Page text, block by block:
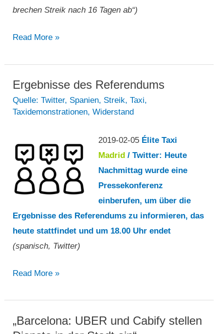
brechen Streik nach 16 Tagen ab“)
„Madrid:
brechen
Streik
nach
16
ab“
Read More »
Ergebnisse des Referendums
Quelle: Twitter, Spanien, Streik,Taxi,
Taxidemonstrationen,Widerstand
2019-02-05 Élite Taxi
Madrid/ Twitter: Heute
Nachmittag wurde eine
Pressekonferenz
einberufen, um über die
Ergebnisse des Referendums zu informieren, das
heute stattfindet und um 18.00 Uhr endet
(spanisch, Twitter)
Ergebnisse
Referendums
Read More »
„Barcelona: UBER und Cabify stellen